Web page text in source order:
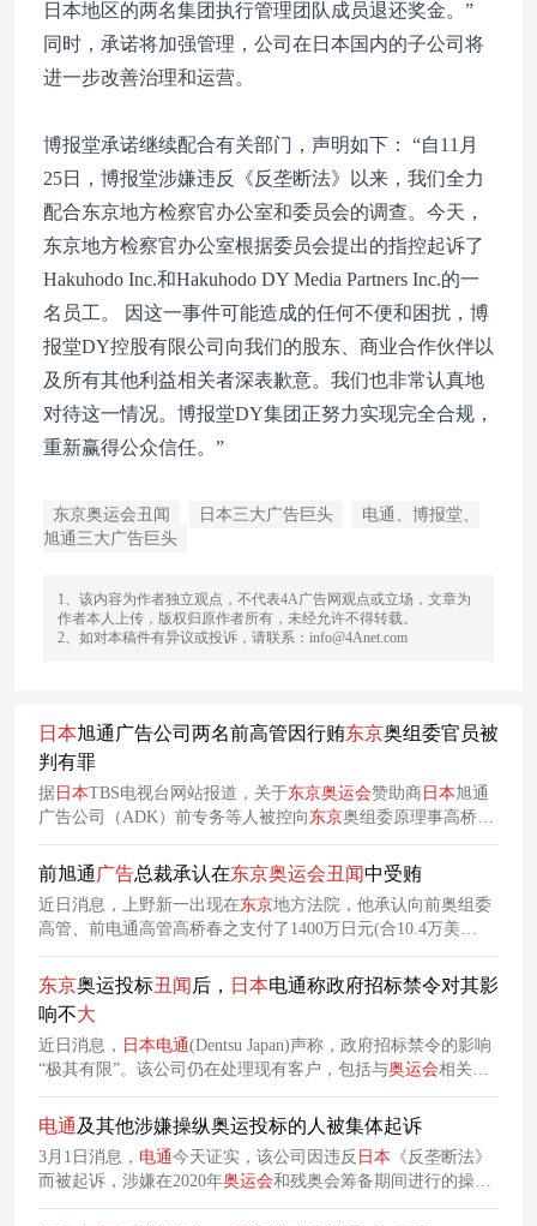
日本地区的两名集团执行管理团队成员退还奖金。”
同时，承诺将加强管理，公司在日本国内的子公司将
进一步改善治理和运营。
博报堂承诺继续配合有关部门，声明如下： “自11月
25日，博报堂涉嫌违反《反垄断法》以来，我们全力
配合东京地方检察官办公室和委员会的调查。今天，
东京地方检察官办公室根据委员会提出的指控起诉了
Hakuhodo Inc.和Hakuhodo DY Media Partners Inc.的一
名员工。 因这一事件可能造成的任何不便和困扰，博
报堂DY控股有限公司向我们的股东、商业合作伙伴以
及所有其他利益相关者深表歉意。我们也非常认真地
对待这一情况。博报堂DY集团正努力实现完全合规，
重新赢得公众信任。”
东京奥运会丑闻 日本三大广告巨头
电通、博报堂、
旭通三大广告巨头
1、该内容为作者独立观点，不代表4A广告网观点或立场，文章为
作者本人上传，版权归原作者所有，未经允许不得转载。
2、如对本稿件有异议或投诉，请联系：info@4Anet.com
日本旭通广告公司两名前高管因行贿东京奥组委官员被
判有罪
据 日本TBS电视台网站报道，关于东京奥运会赞助商 日本旭通
广告公司（ADK）前专务等人被控向 东京奥组委原理事高桥治
之行贿一事，东京地方法院当天做出判决，对ADK广告公司前
专务久松茂治判处有期徒刑1年6个月，缓刑3年；对该公司前
本部长多田俊明判处有期徒刑1年，缓刑3年。
前旭通 广告总裁承认在东京奥运会丑闻中受贿
近日消息，上野新一出现在东京地方法院，他承认向前奥组委
高管、前电通高管高桥春之支付了1400万日元(合10.4万美
元)。高桥春之被控在2021年奥运会和残奥会活动中收受贿赂。
东京奥运投标丑闻 后， 日本电通称政府招标禁令对其影
响不大
近日消息， 日本电通(Dentsu Japan)声称，政府招标禁令的影响
“极其有限”。该公司仍在处理现有客户，包括与奥运会相关的
工作。
电通 及其他涉嫌操纵奥运投标的人被集体起诉
3月1日消息， 电通今天证实，该公司因违反 日本 《反垄断法》
而被起诉，涉嫌在2020年奥运会和残奥会筹备期间进行的操纵
投标活动。其他公司也受到指控，包括博报堂、东急经纪、富